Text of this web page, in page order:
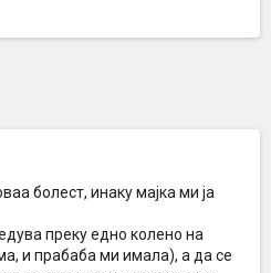
болест, инаку мајка ми ја
преку едно колено на
и прабаба ми имала), а да се